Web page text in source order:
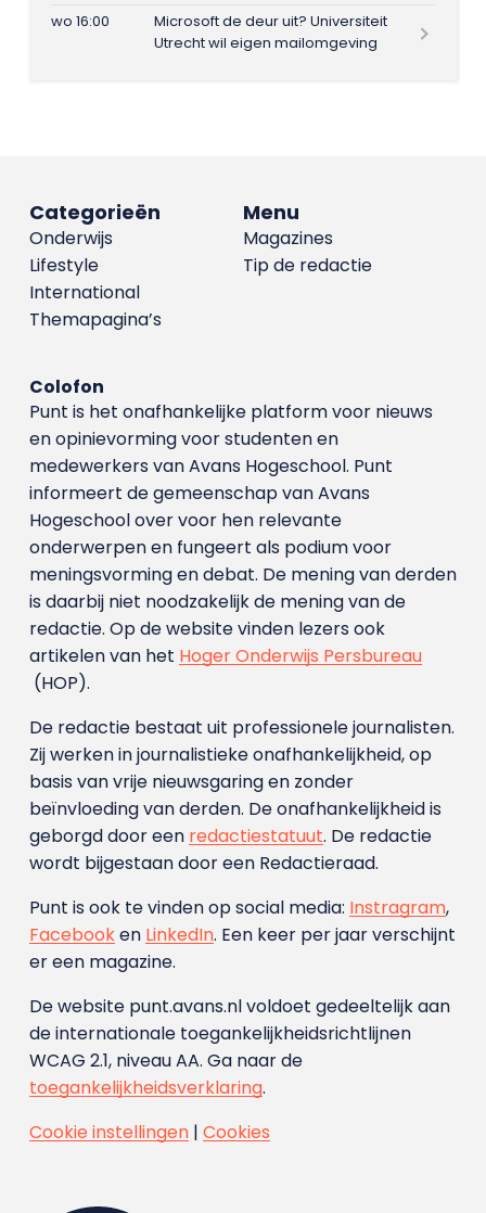
wo 16:00
Microsoft de deur uit? Universiteit
Utrecht wil eigen mailomgeving
Menu
Magazines
Tip de redactie
Categorieën
Onderwijs
Lifestyle
International
Themapagina’s
Colofon
Punt is het onafhankelijke platform voor nieuws
en opinievorming voor studenten en
medewerkers van Avans Hoge­school. Punt
informeert de gemeenschap van Avans
Hogeschool over voor hen relevante
onderwerpen en fungeert als podium voor
meningsvorming en debat. De mening van derden
is daarbij niet noodzakelijk de mening van de
redactie. Op de website vinden lezers ook
artikelen van het Hoger Onderwijs Persbureau
(HOP).
De redactie bestaat uit professionele journalisten.
Zij werken in journalistieke onafhankelijkheid, op
basis van vrije nieuwsgaring en zonder
beïnvloeding van derden. De onafhankelijkheid is
geborgd door een redactiestatuut. De redactie
wordt bijgestaan door een Redactieraad.
Punt is ook te vinden op social media: Instragram,
Facebooken LinkedIn. Een keer per jaar verschijnt
er een magazine.
De website punt.avans.nl voldoet gedeeltelijk aan
de internationale toegankelijkheidsrichtlijnen
WCAG 2.1, niveau AA. Ga naar de
toegankelijkheidsverklaring.
Cookie instellingen| Cookies